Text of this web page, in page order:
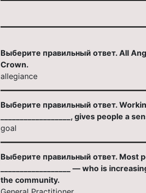
Выберите правильный ответ. All
Crown.
allegiance
Выберите правильный ответ.
__________________, gives people a
goal
Выберите правильный ответ. Most
__________________ — who is
the community.